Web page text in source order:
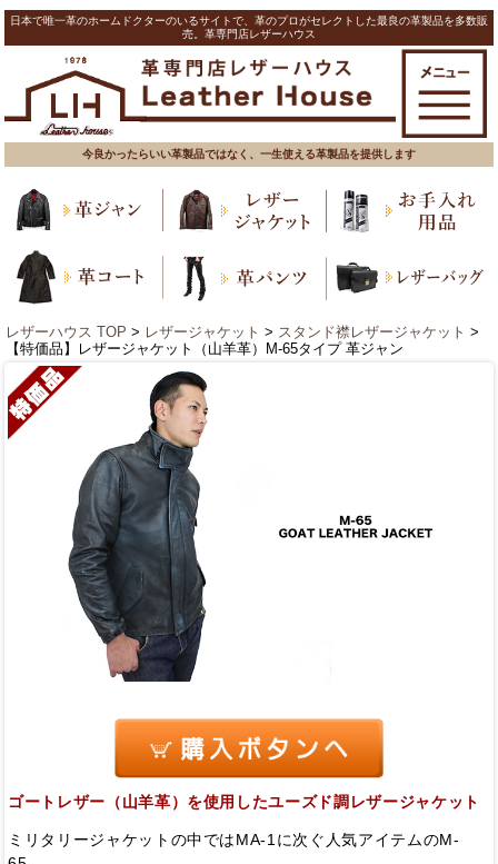
日本で唯一革のホームドクターのいるサイトで、革のプロがセレクトした最良の革製品を多数販
売。革専門店レザーハウス
今良かったらいい革製品ではなく、一生使える革製品を提供します
レザーハウス TOP > レザージャケット > スタンド襟レザージャケット >
【特価品】レザージャケット（山羊革）M-65タイプ 革ジャン
ゴートレザー（山羊革）を使用したユーズド調レザージャケット
ミリタリージャケットの中ではMA-1に次ぐ人気アイテムのM-